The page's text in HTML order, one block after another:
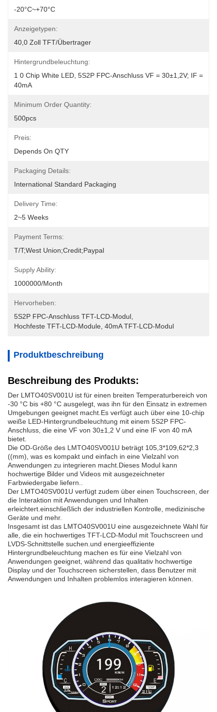
-20°C~+70°C
Anzeigetypen:
40,0 Zoll TFT/Übertrager
Hintergrundbeleuchtung:
1 0 Chip White LED, 5S2P FPC-Anschluss VF = 30±1,2V; IF =
40mA
Minimum Order Quantity:
500pcs
Preis:
Depends On QTY
Packaging Details:
International Standard Packaging
Delivery Time:
2~5 Weeks
Payment Terms:
T/T;West Union;Credit;Paypal
Supply Ability:
1000000/month
Hervorheben:
5S2P FPC-Anschluss TFT-LCD-Modul
Hochfeste TFT-LCD-Module 40mA TFT-LCD-Modul
Produktbeschreibung
Beschreibung des Produkts:
Der LMTO40SV001U ist für einen breiten Temperaturbereich von
-30 °C bis +80 °C ausgelegt, was ihn für den Einsatz in extremen
Umgebungen geeignet macht.Es verfügt auch über eine 10-chip
weiße LED-Hintergrundbeleuchtung mit einem 5S2P FPC-
Anschluss, die eine VF von 30±1,2 V und eine IF von 40 mA
bietet.
Die OD-Größe des LMTO40SV001U beträgt 105,3*109,62*2,3
((mm), was es kompakt und einfach in eine Vielzahl von
Anwendungen zu integrieren macht.Dieses Modul kann
hochwertige Bilder und Videos mit ausgezeichneter
Farbwiedergabe liefern..
Der LMTO40SV001U verfügt zudem über einen Touchscreen, der
die Interaktion mit Anwendungen und Inhalten
erleichtert.einschließlich der industriellen Kontrolle, medizinische
Geräte und mehr.
Insgesamt ist das LMTO40SV001U eine ausgezeichnete Wahl für
alle, die ein hochwertiges TFT-LCD-Modul mit Touchscreen und
LVDS-Schnittstelle suchen.und energieeffiziente
Hintergrundbeleuchtung machen es für eine Vielzahl von
Anwendungen geeignet, während das qualitativ hochwertige
Display und der Touchscreen sicherstellen, dass Benutzer mit
Anwendungen und Inhalten problemlos interagieren können.